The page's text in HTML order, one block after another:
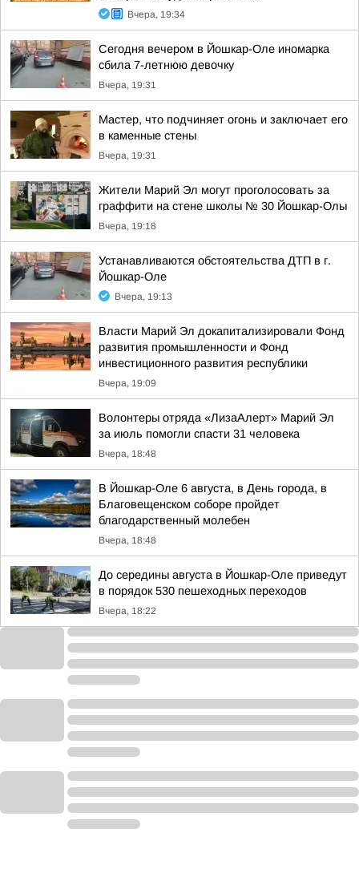
Вчера, 19:34
Сегодня вечером в Йошкар-Оле иномарка
сбила 7-летнюю девочку
Вчера, 19:31
Мастер, что подчиняет огонь и заключает его
в каменные стены
Вчера, 19:31
Жители Марий Эл могут проголосовать за
граффити на стене школы № 30 Йошкар-Олы
Вчера, 19:18
Устанавливаются обстоятельства ДТП в г.
Йошкар-Оле
Вчера, 19:13
Власти Марий Эл докапитализировали Фонд
развития промышленности и Фонд
инвестиционного развития республики
Вчера, 19:09
Волонтеры отряда «ЛизаАлерт» Марий Эл
за июль помогли спасти 31 человека
Вчера, 18:48
В Йошкар-Оле 6 августа, в День города, в
Благовещенском соборе пройдет
благодарственный молебен
Вчера, 18:48
До середины августа в Йошкар-Оле приведут
в порядок 530 пешеходных переходов
Вчера, 18:22